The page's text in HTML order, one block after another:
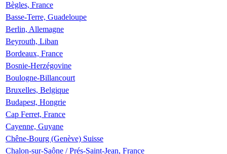
Bègles, France
Basse-Terre, Guadeloupe
Berlin, Allemagne
Beyrouth, Liban
Bordeaux, France
Bosnie-Herzégovine
Boulogne-Billancourt
Bruxelles, Belgique
Budapest, Hongrie
Cap Ferret, France
Cayenne, Guyane
Chêne-Bourg (Genève) Suisse
Chalon-sur-Saône / Prés-Saint-Jean, France